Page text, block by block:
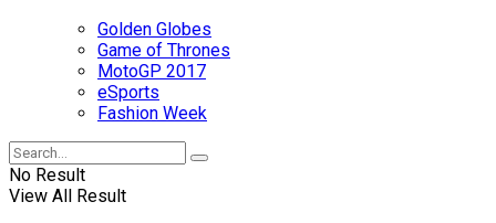
Golden Globes
Game of Thrones
MotoGP 2017
eSports
Fashion Week
No Result
View All Result